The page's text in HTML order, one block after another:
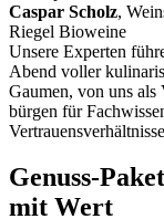
Caspar Scholz,
Riegel Bioweine
Unsere Experten
Abend voller
Gaumen, von uns
bürgen für
Genuss-Paket
mit Wert